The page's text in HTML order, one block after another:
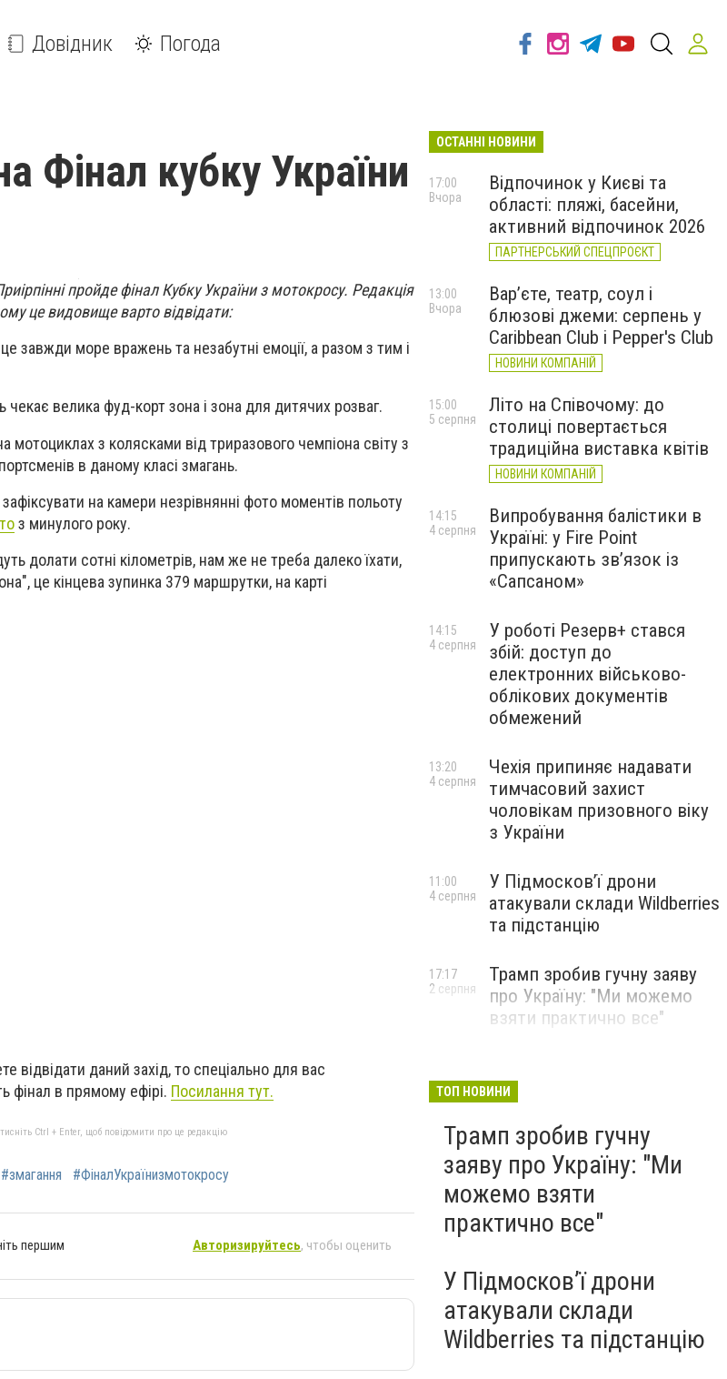
Довідник Погода
Фінал кубку України
пройде фінал Кубку України з мотокросу. Редакція
це видовище варто відвідати:
завжди море вражень та незабутні емоції, а разом з тим і
чекає велика фуд-корт зона і зона для дитячих розваг.
мотоциклах з колясками від триразового чемпіона світу з
в даному класі змагань.
на камери незрівнянні фото моментів польоту
з минулого року.
долати сотні кілометрів, нам же не треба далеко їхати,
це кінцева зупинка 379 маршрутки, на карті
даний захід, то спеціально для вас
фінал в прямому ефірі. Посилання тут.
Ctrl + Enter, щоб повідомити про це редакцію
#змагання #ФіналУкраїнизмотокросу
першим Авторизируйтесь, чтобы оценить
ОСТАННІ НОВИНИ
Відпочинок у Києві та
області: пляжі, басейни,
активний відпочинок 2026
ПАРТНЕРСЬКИЙ СПЕЦПРОЄКТ
17:00
Вчора
Вар’єте, театр, соул і
блюзові джеми: серпень у
Caribbean Club і Pepper's Club
НОВИНИ КОМПАНІЙ
13:00
Вчора
Літо на Співочому: до
столиці повертається
традиційна виставка квітів
НОВИНИ КОМПАНІЙ
15:00
5 серпня
Випробування балістики в
Україні: у Fire Point
припускають зв’язок із
«Сапсаном»
14:15
4 серпня
У роботі Резерв+ стався
збій: доступ до
електронних військово-
облікових документів
обмежений
14:15
4 серпня
Чехія припиняє надавати
тимчасовий захист
чоловікам призовного віку
з України
13:20
4 серпня
У Підмосков’ї дрони
атакували склади Wildberries
та підстанцію
11:00
4 серпня
Трамп зробив гучну заяву
про Україну: "Ми можемо
взяти практично все"
17:17
2 серпня
ТОП НОВИНИ
Трамп зробив гучну
заяву про Україну: "Ми
можемо взяти
практично все"
У Підмосков’ї дрони
атакували склади
Wildberries та підстанцію